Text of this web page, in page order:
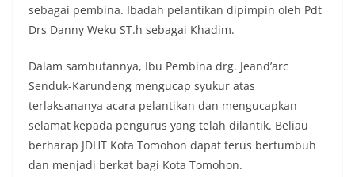
sebagai pembina. Ibadah pelantikan dipimpin oleh Pdt
Drs Danny Weku ST.h sebagai Khadim.
Dalam sambutannya, Ibu Pembina drg. Jeand’arc
Senduk-Karundeng mengucap syukur atas
terlaksananya acara pelantikan dan mengucapkan
selamat kepada pengurus yang telah dilantik. Beliau
berharap JDHT Kota Tomohon dapat terus bertumbuh
dan menjadi berkat bagi Kota Tomohon.